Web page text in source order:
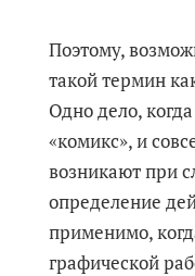
Поэтому,
такой термин
Одно дело,
«комикс», и
возникают при
определение
применимо,
графической